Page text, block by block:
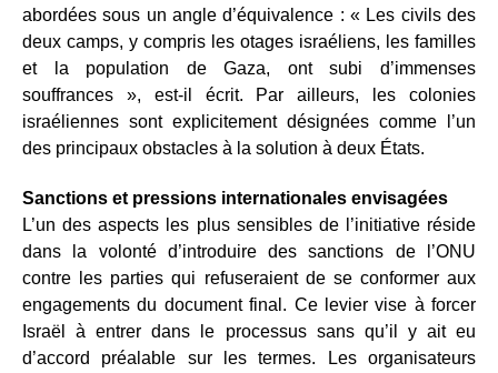
abordées sous un angle d’équivalence : « Les civils des
deux camps, y compris les otages israéliens, les familles
et la population de Gaza, ont subi d’immenses
souffrances », est-il écrit. Par ailleurs, les colonies
israéliennes sont explicitement désignées comme l’un
des principaux obstacles à la solution à deux États.
Sanctions et pressions internationales envisagées
L’un des aspects les plus sensibles de l’initiative réside
dans la volonté d’introduire des sanctions de l’ONU
contre les parties qui refuseraient de se conformer aux
engagements du document final. Ce levier vise à forcer
Israël à entrer dans le processus sans qu’il y ait eu
d’accord préalable sur les termes. Les organisateurs